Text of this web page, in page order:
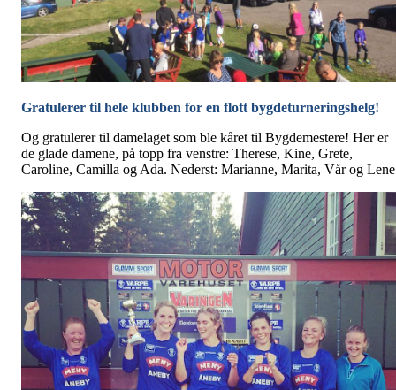
Gratulerer til hele klubben for en flott bygdeturneringshelg!
Og gratulerer til damelaget som ble kåret til Bygdemestere! Her er
de glade damene, på topp fra venstre: Therese, Kine, Grete,
Caroline, Camilla og Ada. Nederst: Marianne, Marita, Vår og